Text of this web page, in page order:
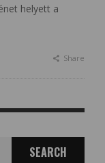
helyett a
Share